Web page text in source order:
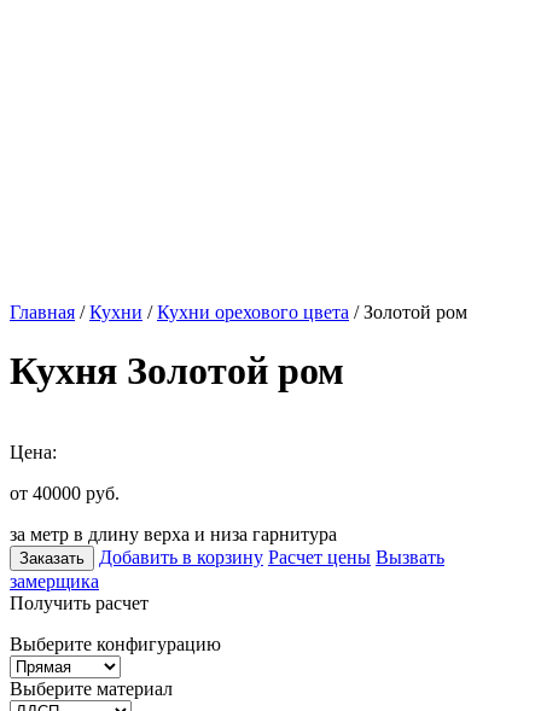
Главная /Кухни /Кухни орехового цвета / Золотой ром
Кухня Золотой ром
Цена:
от 40000 руб.
за метр в длину верха и низа гарнитура
Заказать Добавить в корзину Расчет цены Вызвать
замерщика
Получить расчет
Выберите конфигурацию
Выберите материал